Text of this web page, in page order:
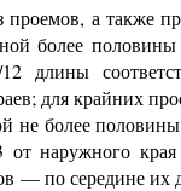
проемов, а также
более
длины
для крайних
не более
от наружного
— по середине их